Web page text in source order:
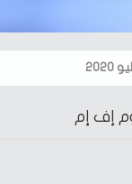
إف إم